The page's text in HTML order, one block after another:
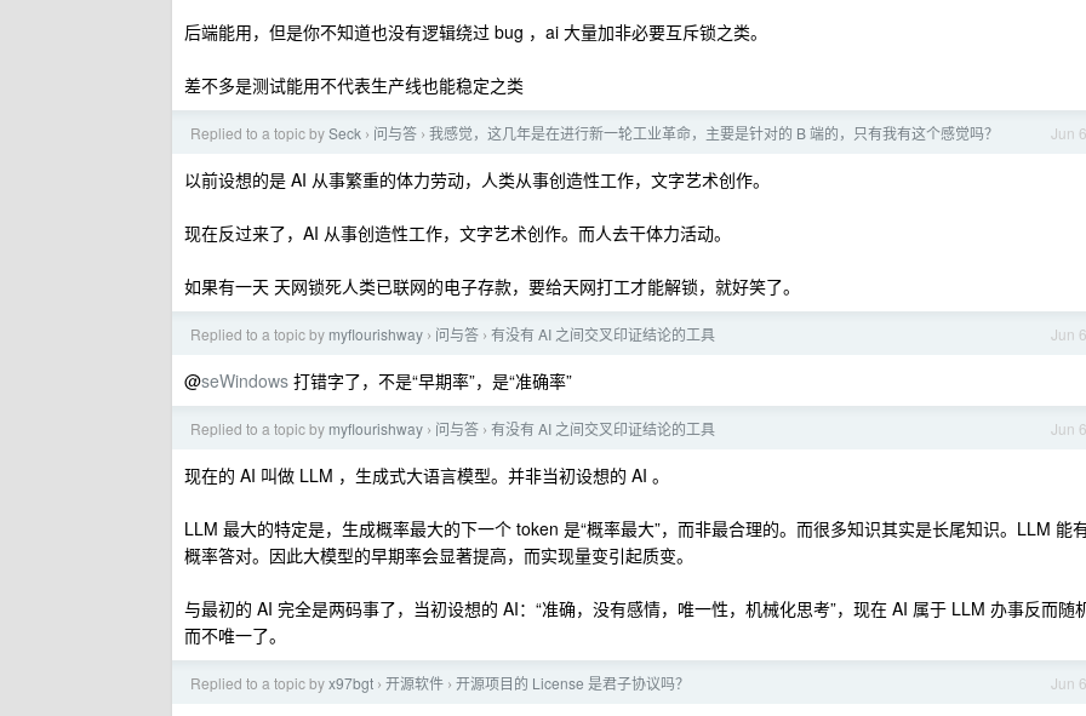
后端能用，但是你不知道也没有逻辑绕过 bug ，ai 大量加非必要互斥锁之类。
差不多是测试能用不代表生产线也能稳定之类
Jun 6
Replied to a topic bySeck › 问与答 › 我感觉，这几年是在进行新一轮工业革命，主要是针对的 B 端的，只有我有这个感觉吗？
以前设想的是 AI 从事繁重的体力劳动，人类从事创造性工作，文字艺术创作。
现在反过来了，AI 从事创造性工作，文字艺术创作。而人去干体力活动。
如果有一天 天网锁死人类已联网的电子存款，要给天网打工才能解锁，就好笑了。
Jun 6
Replied to a topic by myflourishway › 问与答 › 有没有 AI 之间交叉印证结论的工具
@seWindows 打错字了，不是“早期率”，是“准确率”
Jun 6
Replied to a topic by myflourishway › 问与答 › 有没有 AI 之间交叉印证结论的工具
现在的 AI 叫做 LLM ，生成式大语言模型。并非当初设想的 AI 。
LLM 最大的特定是，生成概率最大的下一个 token 是“概率最大”，而非最合理的。而很多知识其实是长尾知识。LLM 能
概率答对。因此大模型的早期率会显著提高，而实现量变引起质变。
与最初的 AI 完全是两码事了，当初设想的 AI：“准确，没有感情，唯一性，机械化思考”，现在 AI 属于 LLM 办事反而随
而不唯一了。
Jun 6
Replied to a topic byx97bgt › 开源软件 › 开源项目的 License 是君子协议吗？